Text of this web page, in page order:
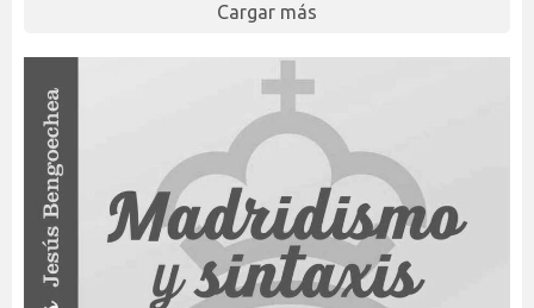
Cargar más